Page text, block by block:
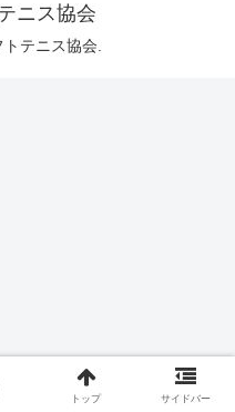
ニス協会
テニス協会.
トップ サイドバー